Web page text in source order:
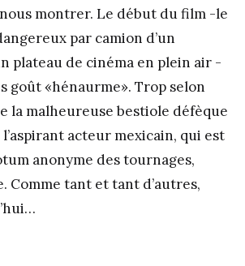
montrer. Le début du film -le
par camion d’un
plateau de cinéma en plein air -
goût «hénaurme». Trop selon
la malheureuse bestiole défèque
acteur mexicain, qui est
anonyme des tournages,
Comme tant et tant d’autres,